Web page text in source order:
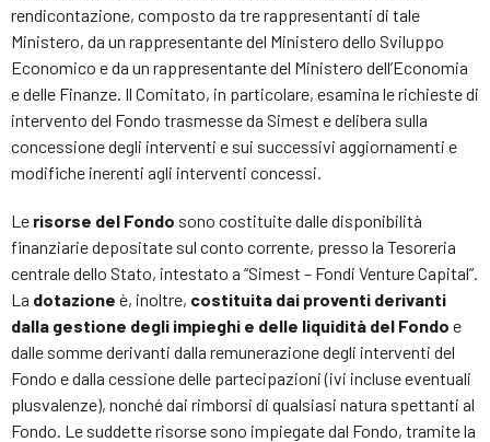
rendicontazione, composto da tre rappresentanti di tale
Ministero, da un rappresentante del Ministero dello Sviluppo
Economico e da un rappresentante del Ministero dell’Economia
e delle Finanze. Il Comitato, in particolare, esamina le richieste di
intervento del Fondo trasmesse da Simest e delibera sulla
concessione degli interventi e sui successivi aggiornamenti e
modifiche inerenti agli interventi concessi.
Le risorse del Fondo sono costituite dalle disponibilità
finanziarie depositate sul conto corrente, presso la Tesoreria
centrale dello Stato, intestato a “Simest – Fondi Venture Capital”.
La dotazione è, inoltre, costituita dai proventi derivanti
dalla gestione degli impieghi e delle liquidità del Fondo e
dalle somme derivanti dalla remunerazione degli interventi del
Fondo e dalla cessione delle partecipazioni (ivi incluse eventuali
plusvalenze), nonché dai rimborsi di qualsiasi natura spettanti al
Fondo. Le suddette risorse sono impiegate dal Fondo, tramite la